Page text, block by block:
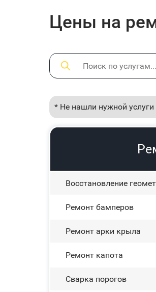
Цены на
* Не нашли нужной
Восстановление
Ремонт бамперов
Ремонт арки крыла
Ремонт капота
Сварка порогов